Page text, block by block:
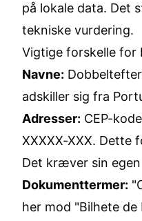
på lokale data. Det
tekniske vurdering.
Vigtige forskelle for
Navne:
adskiller sig fra
Adresser: CEP-
XXXXX-XXX. Dette
Det kræver sin
Dokumenttermer:
her mod "Bilhete